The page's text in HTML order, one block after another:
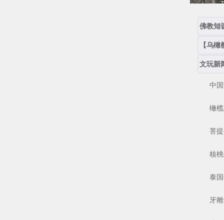
佛教知
【乌
文玩新
中国
橄榄
菩提
核桃
泰国
牙雕